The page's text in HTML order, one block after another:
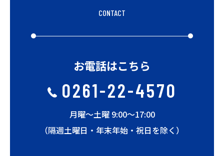
CONTACT
お電話はこちら
0261-22-4570
月曜〜土曜 9:00〜17:00
（隔週土曜日・年末年始・祝日を除く）